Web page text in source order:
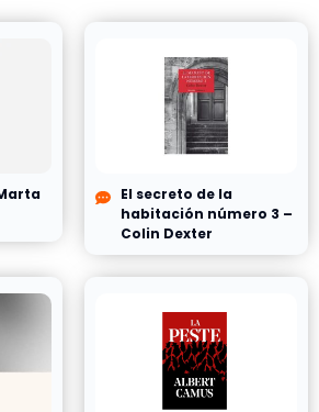
El secreto de la
habitación número 3 –
Colin Dexter